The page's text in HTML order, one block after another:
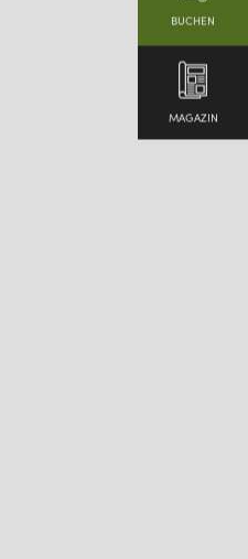
BUCHEN
MAGAZIN